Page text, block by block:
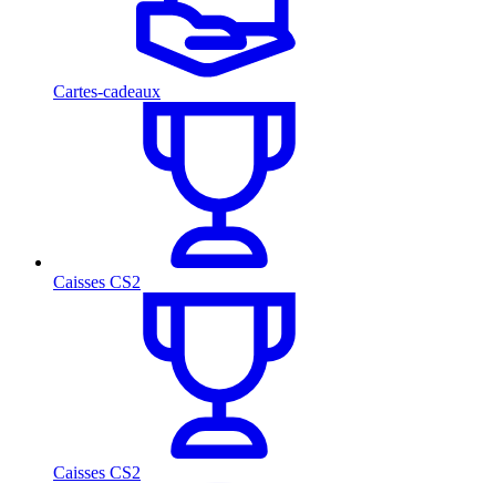
Cartes-cadeaux
Caisses CS2
Caisses CS2